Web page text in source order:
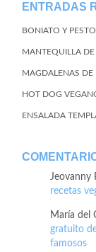
ENTRADAS
BONIATO Y PESTO
MANTEQUILLA DE
MAGDALENAS DE
HOT DOG
ENSALADA
Jeovanny
recetas
María del
gratuito
famosos